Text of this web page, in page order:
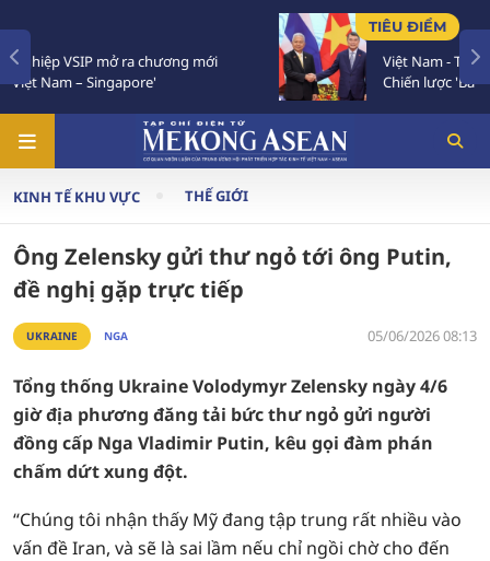
Việt Nam - Thái Lan nhất trí triển khai thực chất
Chiến lược 'Ba kết nối'
KINH TẾ KHU VỰC THẾ GIỚI
Ông Zelensky gửi thư ngỏ tới ông Putin,
đề nghị gặp trực tiếp
UKRAINE NGA 05/06/2026 08:13
Tổng thống Ukraine Volodymyr Zelensky ngày 4/6
giờ địa phương đăng tải bức thư ngỏ gửi người
đồng cấp Nga Vladimir Putin, kêu gọi đàm phán
chấm dứt xung đột.
“Chúng tôi nhận thấy Mỹ đang tập trung rất nhiều vào
vấn đề Iran, và sẽ là sai lầm nếu chỉ ngồi chờ cho đến